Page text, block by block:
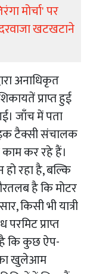
मोर्चा' पर
खटखटाने
अनाधिकृत
प्राप्त हुई
जाँच में पता
टैक्सी संचालक
काम कर रहे हैं।
रहा है, बल्कि
है कि मोटर
किसी भी यात्री
प्राप्त
है कि कुछ ऐप-
का खुलेआम